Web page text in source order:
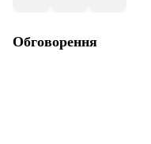
Обговорення